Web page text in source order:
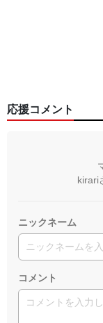
応援コメント
kirari
ニックネーム
コメント